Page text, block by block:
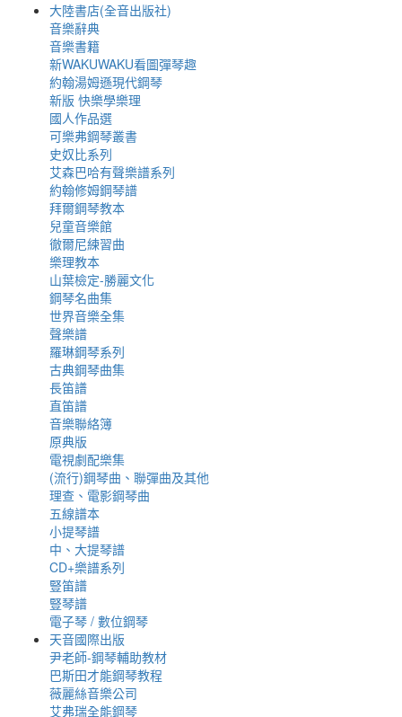
大陸書店(全音出版社)
音樂辭典
音樂書籍
新WAKUWAKU看圖彈琴趣
約翰湯姆遜現代鋼琴
新版 快樂學樂理
國人作品選
可樂弗鋼琴叢書
史奴比系列
艾森巴哈有聲樂譜系列
約翰修姆鋼琴譜
拜爾鋼琴教本
兒童音樂館
徹爾尼練習曲
樂理教本
山葉檢定-勝麗文化
鋼琴名曲集
世界音樂全集
聲樂譜
羅琳鋼琴系列
古典鋼琴曲集
長笛譜
直笛譜
音樂聯絡簿
原典版
電視劇配樂集
(流行)鋼琴曲、聯彈曲及其他
理查、電影鋼琴曲
五線譜本
小提琴譜
中、大提琴譜
CD+樂譜系列
豎笛譜
豎琴譜
電子琴 / 數位鋼琴
天音國際出版
尹老師-鋼琴輔助教材
巴斯田才能鋼琴教程
薇麗絲音樂公司
艾弗瑞全能鋼琴